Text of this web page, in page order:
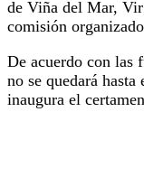
de Viña del Mar,
comisión
De acuerdo con las
no se quedará
inaugura el